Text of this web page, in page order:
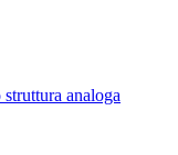
analoga